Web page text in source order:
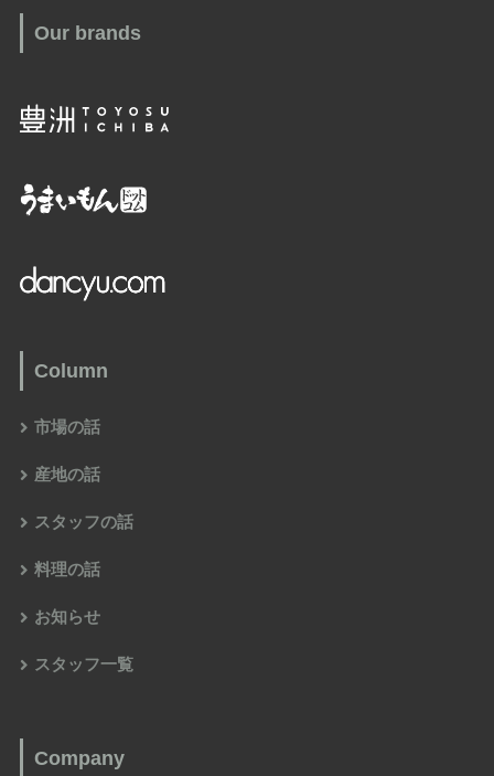
Our brands
Column
市場の話
産地の話
スタッフの話
料理の話
お知らせ
スタッフ一覧
Company